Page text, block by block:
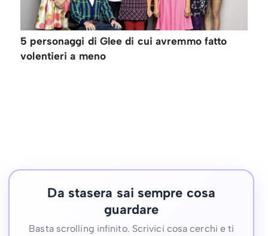
5 personaggi di Glee di cui avremmo fatto
volentieri a meno
Da stasera sai sempre cosa
guardare
Basta scrolling infinito. Scrivici cosa cerchi e ti